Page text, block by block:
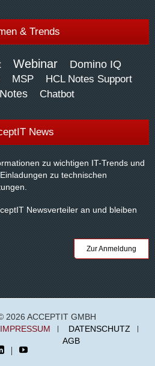
& Trends
Webinar Domino IQ
MSP
HCL Notes Support
Chatbot
News
zu wichtigen IT-Trends und
zu technischen
Newsverteiler an und bleiben
Zur Anmeldung
2026 ACCEPTIT GMBH
IMPRESSUM
DATENSCHUTZ
AGB